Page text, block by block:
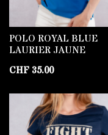
POLO ROYAL BLUE
LAURIER JAUNE
CHF 35.00